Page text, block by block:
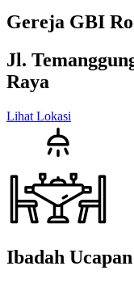
Gereja GBI
Jl.
Raya
Lihat Lokasi
Ibadah